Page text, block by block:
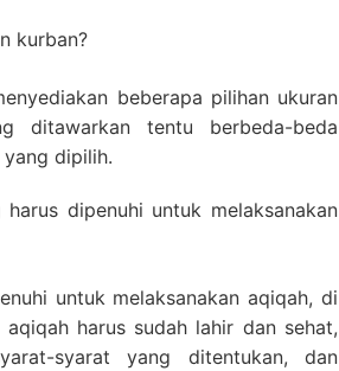
kurban?
beberapa pilihan ukuran
ditawarkan tentu berbeda-beda
dipilih.
dipenuhi untuk melaksanakan
untuk melaksanakan aqiqah, di
harus sudah lahir dan sehat,
syarat yang ditentukan, dan